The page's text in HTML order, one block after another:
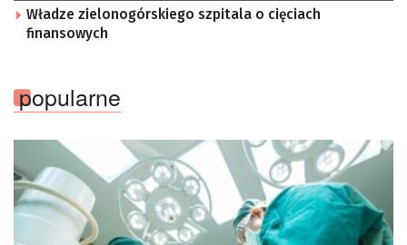
Władze zielonogórskiego szpitala o cięciach
finansowych
popularne